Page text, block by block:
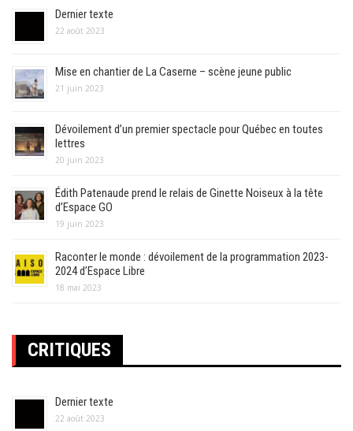
Dernier texte
22 août 2023
Mise en chantier de La Caserne – scène jeune public
21 juin 2023
Dévoilement d’un premier spectacle pour Québec en toutes
lettres
20 juin 2023
Édith Patenaude prend le relais de Ginette Noiseux à la tête
d’Espace GO
19 juin 2023
Raconter le monde : dévoilement de la programmation 2023-
2024 d’Espace Libre
18 mai 2023
CRITIQUES
Dernier texte
22 août 2023